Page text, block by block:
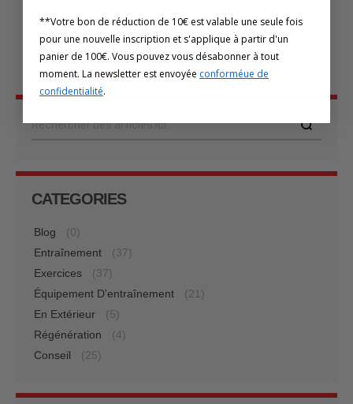
PageVous lisez actuellement la page
1 Page
2 Page
Suivant
CATEGORIES
Blog
(0)
Entraînement
(37)
Exercices
(37)
Équipement D'entraînement
(21)
En Extérieur
(5)
Régénération
(4)
Conseil
(25)
**Votre bon de réduction de 10€ est valable une seule fois
pour une nouvelle inscription et s'applique à partir d'un
panier de 100€. Vous pouvez vous désabonner à tout
moment. La newsletter est envoyée conforméue de
confidentialité.